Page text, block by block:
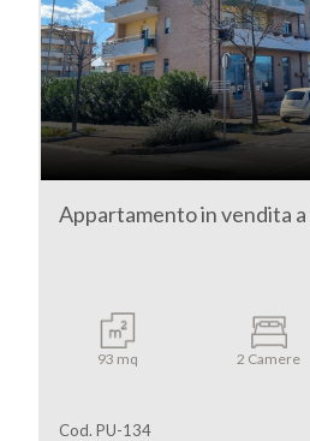
Appartamento in vendita a
93 mq 2 Camere
Cod. PU-134
Fermo
Pedaso
Tipologia